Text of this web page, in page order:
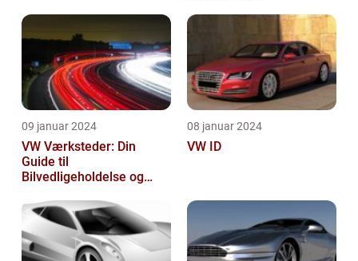
09 januar 2024
VW Værksteder: Din
Guide til
Bilvedligeholdelse og
08 januar 2024
VW ID